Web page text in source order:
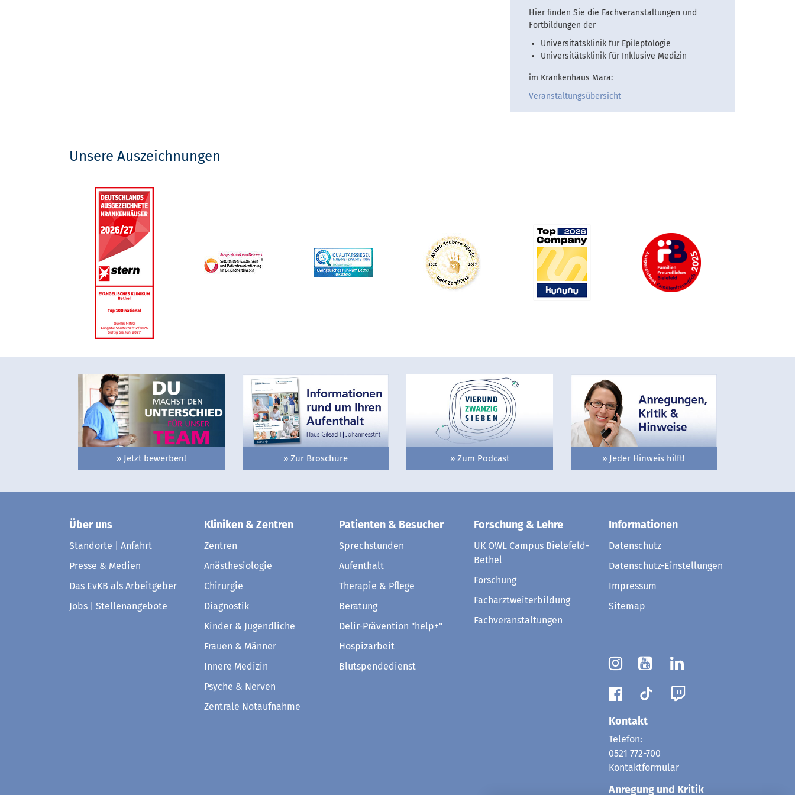
Hier finden Sie die Fachveranstaltungen und
Fortbildungen der
Universitätsklinik für Epileptologie
Universitätsklinik für Inklusive Medizin
im Krankenhaus Mara:
Veranstaltungsübersicht
Unsere Auszeichnungen
» Jetzt bewerben! » Zur Broschüre » Zum Podcast » Jeder Hinweis hilft!
Über uns
Standorte | Anfahrt
Presse & Medien
Das EvKB als Arbeitgeber
Jobs | Stellenangebote
Kliniken & Zentren
Zentren
Anästhesiologie
Chirurgie
Diagnostik
Kinder & Jugendliche
Frauen & Männer
Innere Medizin
Psyche & Nerven
Zentrale Notaufnahme
Patienten & Besucher
Sprechstunden
Aufenthalt
Therapie & Pflege
Beratung
Delir-Prävention "help+"
Hospizarbeit
Blutspendedienst
Forschung & Lehre
UK OWL Campus Bielefeld-
Bethel
Forschung
Facharztweiterbildung
Fachveranstaltungen
Informationen
Datenschutz
Datenschutz-Einstellungen
Impressum
Sitemap
Kontakt
Telefon:
0521 772-700
Kontaktformular
Anregung und Kritik